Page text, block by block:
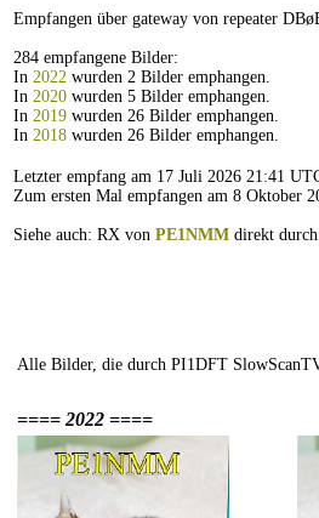
Empfangen über gateway von repeater
284 empfangene Bilder:
In 2022 wurden 2 Bilder emphangen.
In 2020 wurden 5 Bilder emphangen.
In 2019 wurden 26 Bilder emphangen.
In 2018 wurden 26 Bilder emphangen.
Letzter empfang am 17 Juli 2026 21:41
Zum ersten Mal empfangen am 8 Oktober
Siehe auch: RX von PE1NMM direkt
Alle Bilder, die durch PI1DFT
==== 2022 ====